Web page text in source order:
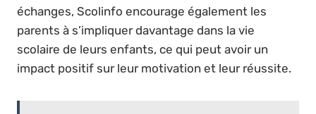
échanges, Scolinfo encourage également les
parents à s’impliquer davantage dans la vie
scolaire de leurs enfants, ce qui peut avoir un
impact positif sur leur motivation et leur réussite.